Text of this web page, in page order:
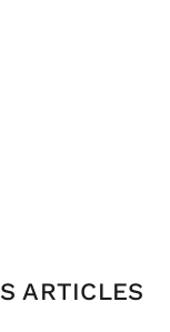
ARTICLES